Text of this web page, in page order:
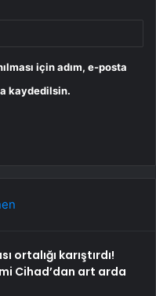
için adım, e-posta
kaydedilsin.
ortalığı karıştırdı!
Cihad’dan art arda